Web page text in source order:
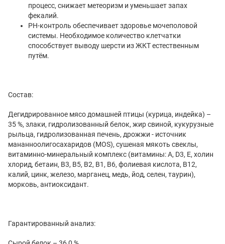
процесс, снижает метеоризм и уменьшает запах
фекалий.
РН-контроль обеспечивает здоровье мочеполовой
системы. Необходимое количество клетчатки
способствует выводу шерсти из ЖКТ естественным
путём.
Состав:
Дегидрированное мясо домашней птицы (курица, индейка) –
35 %, злаки, гидролизованный белок, жир свиной, кукурузные
рыльца, гидролизованная печень, дрожжи - источник
мананноолигосахаридов (MOS), сушеная мякоть свеклы,
витаминно-минеральный комплекс (витамины: А, D3, Е, холин
хлорид, бетаин, В3, В5, В2, В1, В6, фолиевая кислота, В12,
калий, цинк, железо, марганец, медь, йод, селен, таурин),
морковь, антиоксидант.
Гарантированный анализ: